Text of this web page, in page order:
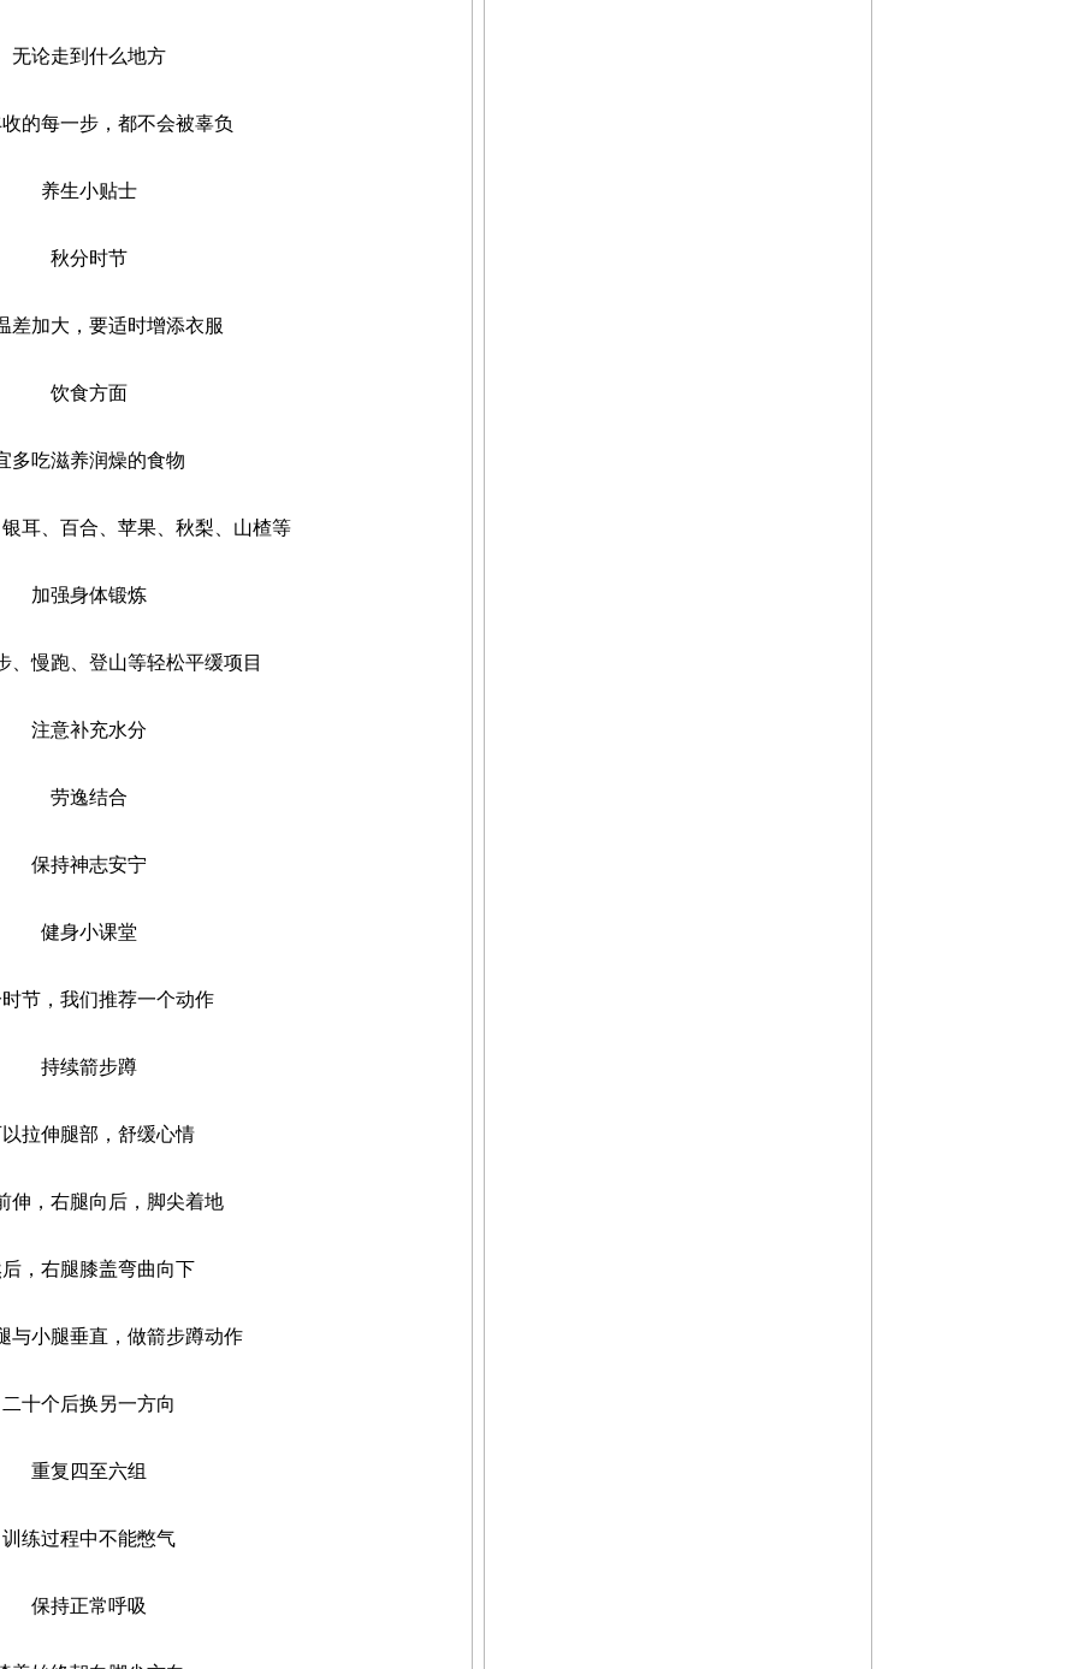
论走到什么地方
每一步，都不会被辜负
养生小贴士
秋分时节
加大，要适时增添衣服
饮食方面
吃滋养润燥的食物
、百合、苹果、秋梨、山楂等
加强身体锻炼
慢跑、登山等轻松平缓项目
注意补充水分
劳逸结合
保持神志安宁
健身小课堂
，我们推荐一个动作
持续箭步蹲
伸腿部，舒缓心情
，右腿向后，脚尖着地
右腿膝盖弯曲向下
小腿垂直，做箭步蹲动作
个后换另一方向
重复四至六组
过程中不能憋气
保持正常呼吸